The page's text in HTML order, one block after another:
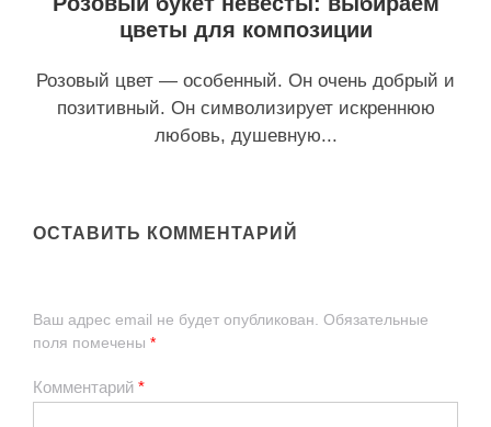
цветы для композиции
Розовый цвет — особенный. Он очень добрый и
позитивный. Он символизирует искреннюю
любовь, душевную...
ОСТАВИТЬ КОММЕНТАРИЙ
Ваш адрес email не будет опубликован. Обязательные
поля помечены *
Комментарий *